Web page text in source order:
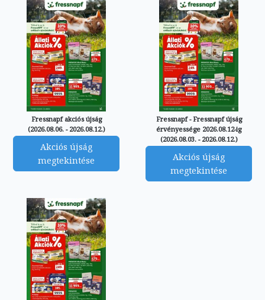
Fressnapf akciós újság
(2026.08.06. - 2026.08.12.)
Akciós újság
megtekintése
Fressnapf - Fressnapf újság
érvényessége 2026.08.12-ig
(2026.08.03. - 2026.08.12.)
Akciós újság
megtekintése